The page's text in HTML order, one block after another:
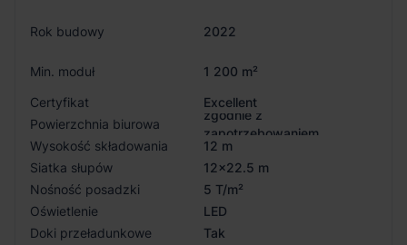
Rok budowy 2022
Min. moduł
1 200 m²
Certyfikat
Excellent
Powierzchnia biurowa
zgodnie z
zapotrzebowaniem
Wysokość składowania
12 m
Siatka słupów
12x22.5 m
Nośność posadzki
5 T/m²
Oświetlenie
LED
Doki przeładunkowe
Tak